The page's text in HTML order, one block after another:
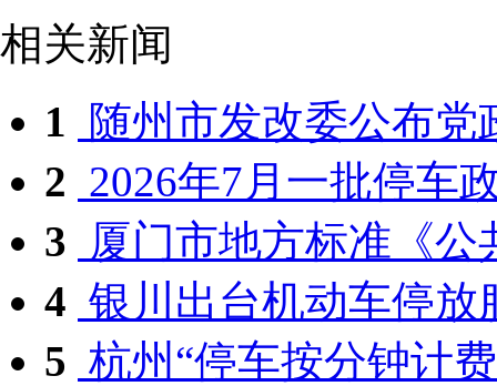
相关新闻
1
随州市发改委公布党
2 2026年7月一批停车
3 厦门市地方标准《公
4 银川出台机动车停放
5 杭州“停车按分钟计